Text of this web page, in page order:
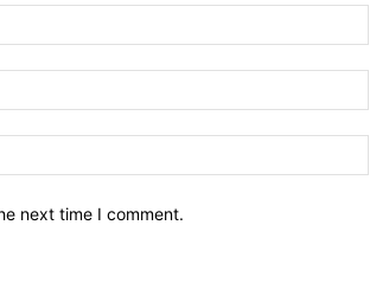
next time I comment.